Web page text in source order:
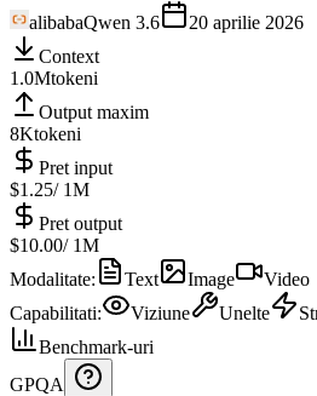
alibabaQwen 3.6
20 aprilie 2026
Context
1.0Mtokeni
Output maxim
8Ktokeni
Pret input
$1.25/ 1M
Pret output
$10.00/ 1M
Modalitate: Text Image
Video
Capabilitati: Viziune Unelte
Benchmark-uri
GPQA